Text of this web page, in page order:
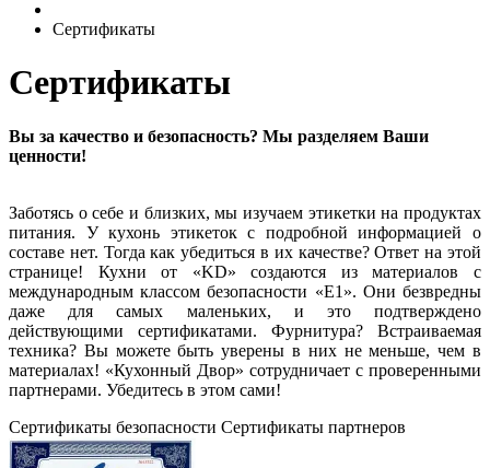
Сертификаты
Сертификаты
Вы за качество и безопасность? Мы разделяем Ваши
ценности!
Заботясь о себе и близких, мы изучаем этикетки на продуктах
питания. У кухонь этикеток с подробной информацией о
составе нет. Тогда как убедиться в их качестве? Ответ на этой
странице! Кухни от «KD» создаются из материалов с
международным классом безопасности «Е1». Они безвредны
даже для самых маленьких, и это подтверждено
действующими сертификатами. Фурнитура? Встраиваемая
техника? Вы можете быть уверены в них не меньше, чем в
материалах! «Кухонный Двор» сотрудничает с проверенными
партнерами. Убедитесь в этом сами!
Сертификаты безопасности Сертификаты партнеров